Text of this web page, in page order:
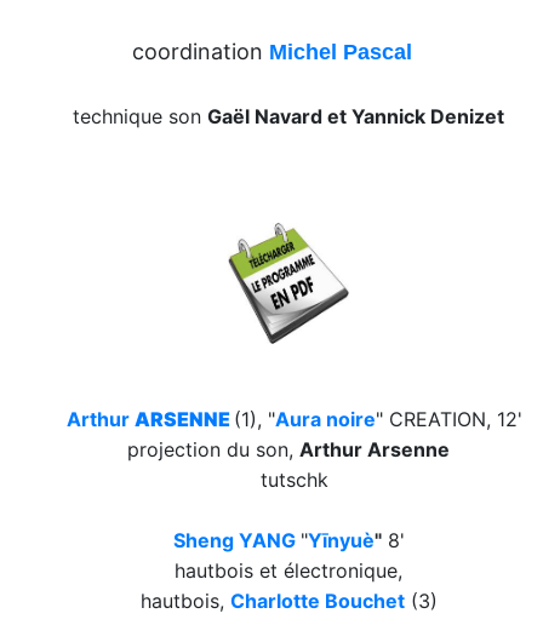
coordination Michel Pascal
technique sonGaël Navardet Yannick Denizet
ArthurARSENNE (1), "Aura noire" CREATION, 12'
projection du son,Arthur Arsenne
tutschk
Sheng YANG "Yīnyuè" 8'
hautbois et électronique,
hautbois, Charlotte Bouchet(3)